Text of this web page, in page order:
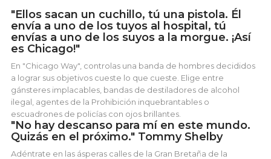
"Ellos sacan un cuchillo, tú una pistola. Él
envía a uno de los tuyos al hospital, tú
envías a uno de los suyos a la morgue. ¡Así
es Chicago!"
En "Chicago Way", controlas una banda de hombres decididos
a lograr sus objetivos cueste lo que cueste. Elige entre
gánsteres implacables, bandas de destiladores de alcohol
ilegal, agentes de la Prohibición inquebrantables o
escuadrones de policías con ojos brillantes.
"No hay descanso para mí en este mundo.
Quizás en el próximo." Tommy Shelby
Adéntrate en las ásperas calles de la Gran Bretaña de la